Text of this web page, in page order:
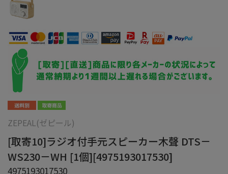
ZEPEAL(ゼピール)
[取寄10]ラジオ付手元スピーカー木聲 DTS－
WS230－WH [1個][4975193017530]
4975193017530